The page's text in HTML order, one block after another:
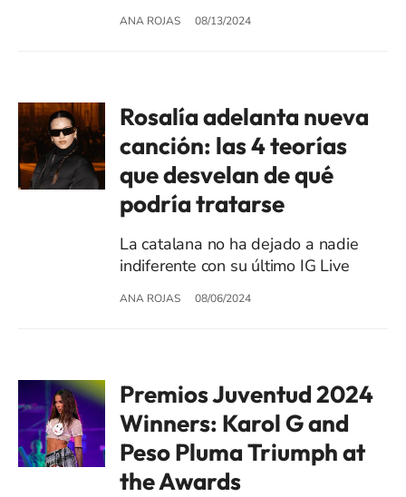
ANA ROJAS 08/13/2024
Rosalía adelanta nueva
canción: las 4 teorías
que desvelan de qué
podría tratarse
La catalana no ha dejado a nadie
indiferente con su último IG Live
ANA ROJAS 08/06/2024
Premios Juventud 2024
Winners: Karol G and
Peso Pluma Triumph at
the Awards